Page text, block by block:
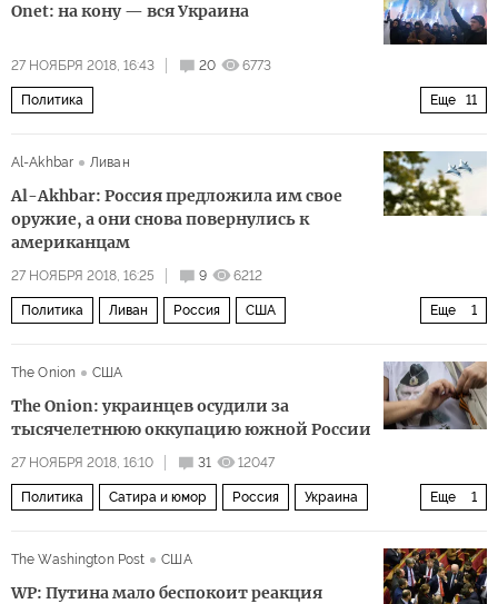
Onet: на кону — вся Украина
27 НОЯБРЯ 2018, 16:43 20 6773
Еще 11
Политика
Петр Порошенко выборы война
военное положение
Al-Akhbar Ливан
Al-Akhbar: Россия предложила им свое
оружие, а они снова повернулись к
американцам
27 НОЯБРЯ 2018, 16:25 9 6212
Еще 1
Политика Ливан Россия США
The Onion
США
The Onion: украинцев осудили за
тысячелетнюю оккупацию южной России
27 НОЯБРЯ 2018, 16:10 31 12047
Еще 1
Политика Сатира и юмор Россия Украина
The Washington Post
США
WP: Путина мало беспокоит реакция